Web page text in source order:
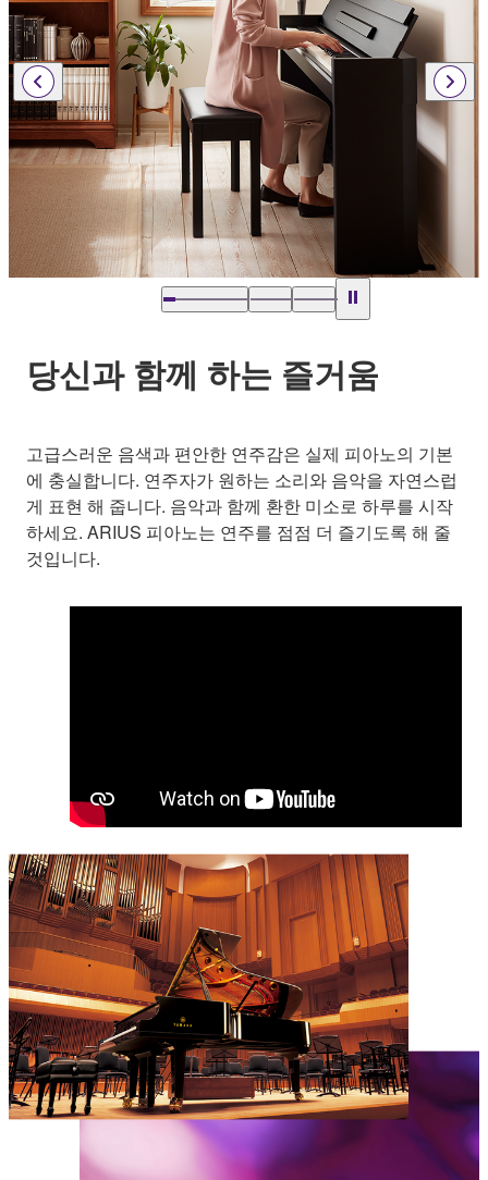
당신과 함께 하는 즐거움
고급스러운 음색과 편안한 연주감은 실제 피아노의 기본
에 충실합니다. 연주자가 원하는 소리와 음악을 자연스럽
게 표현 해 줍니다. 음악과 함께 환한 미소로 하루를 시작
하세요. ARIUS 피아노는 연주를 점점 더 즐기도록 해 줄
것입니다.